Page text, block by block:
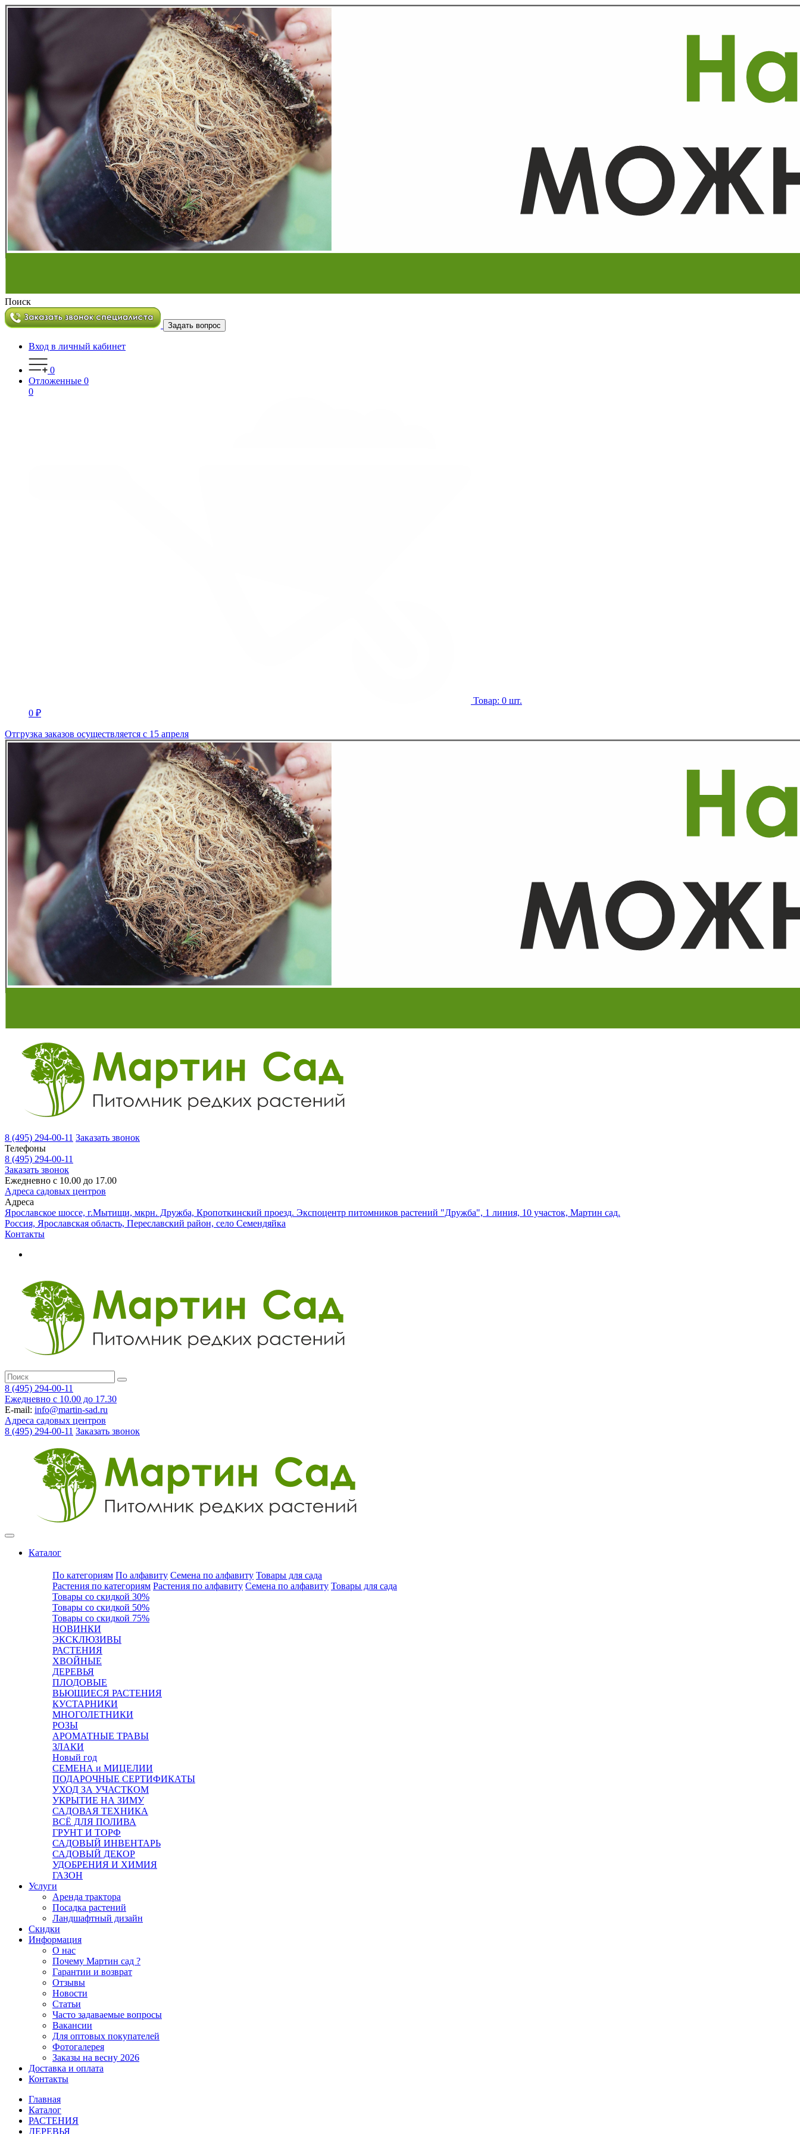
Поиск
Задать вопрос
Вход в личный кабинет
0
Отложенные 0
0
Товар: 0 шт.
0 ₽
Отгрузка заказов осуществляется с 15 апреля
8 (495) 294-00-11 Заказать звонок
Телефоны
8 (495) 294-00-11
Заказать звонок
Ежедневно с 10.00 до 17.00
Адреса садовых центров
Адреса
Ярославское шоссе, г.Мытищи, мкрн. Дружба, Кропоткинский проезд. Экспоцентр питомников растений "Дружба", 1 линия, 10 участок, Мартин сад.
Россия, Ярославская область, Переславский район, село Семендяйка
Контакты
8 (495) 294-00-11
Ежедневно с 10.00 до 17.30
E-mail: info@martin-sad.ru
Адреса садовых центров
8 (495) 294-00-11 Заказать звонок
Каталог
По категориям По алфавиту Семена по алфавиту Товары для сада
Растения по категориям Растения по алфавиту Семена по алфавиту Товары для сада
Товары со скидкой 30%
Товары со скидкой 50%
Товары со скидкой 75%
НОВИНКИ
ЭКСКЛЮЗИВЫ
РАСТЕНИЯ
ХВОЙНЫЕ
ДЕРЕВЬЯ
ПЛОДОВЫЕ
ВЬЮЩИЕСЯ РАСТЕНИЯ
КУСТАРНИКИ
МНОГОЛЕТНИКИ
РОЗЫ
АРОМАТНЫЕ ТРАВЫ
ЗЛАКИ
Новый год
СЕМЕНА и МИЦЕЛИИ
ПОДАРОЧНЫЕ СЕРТИФИКАТЫ
УХОД ЗА УЧАСТКОМ
УКРЫТИЕ НА ЗИМУ
САДОВАЯ ТЕХНИКА
ВСЁ ДЛЯ ПОЛИВА
ГРУНТ И ТОРФ
САДОВЫЙ ИНВЕНТАРЬ
САДОВЫЙ ДЕКОР
УДОБРЕНИЯ И ХИМИЯ
ГАЗОН
Услуги
Аренда трактора
Посадка растений
Ландшафтный дизайн
Скидки
Информация
О нас
Почему Мартин сад ?
Гарантии и возврат
Отзывы
Новости
Статьи
Часто задаваемые вопросы
Вакансии
Для оптовых покупателей
Фотогалерея
Заказы на весну 2026
Доставка и оплата
Контакты
Главная
Каталог
РАСТЕНИЯ
ДЕРЕВЬЯ